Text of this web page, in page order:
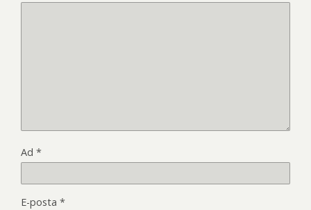
Ad *
E-posta *